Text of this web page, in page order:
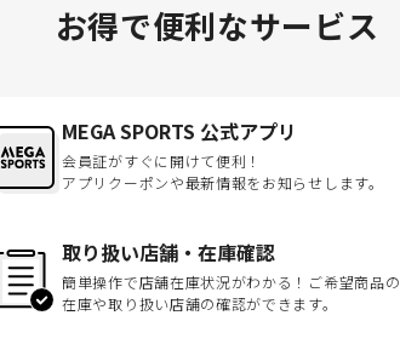
お得で便利なサービス
MEGA SPORTS 公式アプリ
会員証がすぐに開けて便利！
アプリクーポンや最新情報をお知らせします。
取り扱い店舗・在庫確認
簡単操作で店舗在庫状況がわかる！ご希望商品の
在庫や取り扱い店舗の確認ができます。